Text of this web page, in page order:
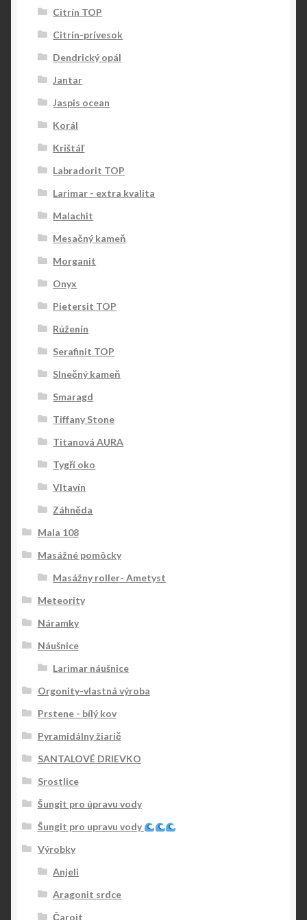
Citrín TOP
Citrín-prívesok
Dendrický opál
Jantar
Jaspis ocean
Korál
Krištáľ
Labradorit TOP
Larimar - extra kvalita
Malachit
Mesačný kameň
Morganit
Onyx
Pietersit TOP
Rúženín
Serafinit TOP
Slnečný kameň
Smaragd
Tiffany Stone
Titanová AURA
Tygří oko
Vltavín
Záhněda
Mala 108
Masážné pomôcky
Masážny roller- Ametyst
Meteority
Náramky
Náušnice
Larimar náušnice
Orgonity-vlastná výroba
Prstene - bílý kov
Pyramidálny žiarič
SANTALOVÉ DRIEVKO
Srostlice
Šungit pro úpravu vody
Šungit pro upravu vody
Výrobky
Anjeli
Aragonit srdce
Čaroit